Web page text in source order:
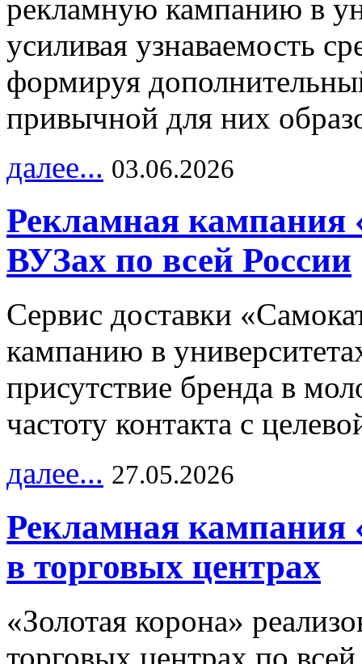
рекламную кампанию в
усиливая узнаваемость
формируя
привычной для них
далее... 03.06.2026
Рекламная кампания
ВУЗах по всей России
Сервис доставки
кампанию в
присутствие бренда в
частоту контакта с
далее... 27.05.2026
Рекламная кампания
в торговых центрах
«Золотая корона»